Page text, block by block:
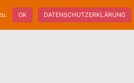
OK DATENSCHUTZERKLÄRUNG